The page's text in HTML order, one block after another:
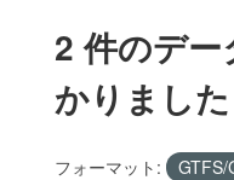
2 件のデ
かりました
フォーマット:
GTFS/